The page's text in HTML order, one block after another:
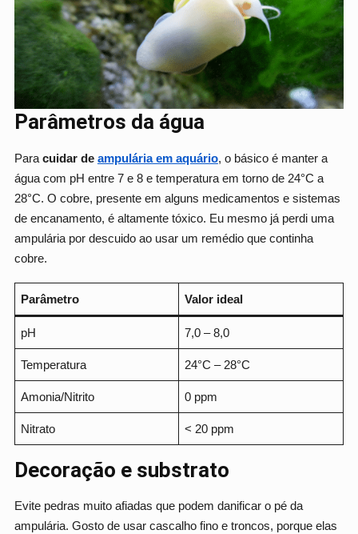
Parâmetros da água
Para cuidar de ampulária em aquário, o básico é manter a
água com pH entre 7 e 8 e temperatura em torno de 24°C a
28°C. O cobre, presente em alguns medicamentos e sistemas
de encanamento, é altamente tóxico. Eu mesmo já perdi uma
ampulária por descuido ao usar um remédio que continha
cobre.
Parâmetro Valor ideal
pH 7,0 – 8,0
Temperatura 24°C – 28°C
Amonia/Nitrito 0 ppm
Nitrato < 20 ppm
Decoração e substrato
Evite pedras muito afiadas que podem danificar o pé da
ampulária. Gosto de usar cascalho fino e troncos, porque elas